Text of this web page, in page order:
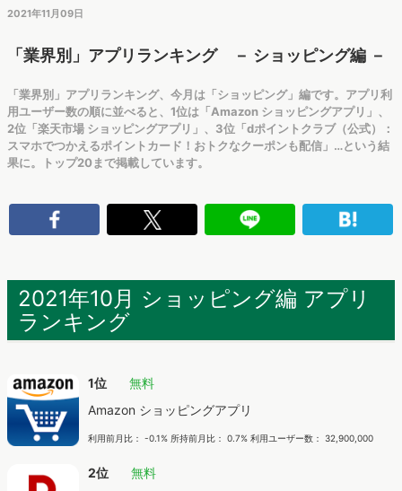
2021年11月09日
「業界別」アプリランキング － ショッピング編 －
「業界別」アプリランキング、今月は「ショッピング」編です。アプリ利
用ユーザー数の順に並べると、1位は「Amazon ショッピングアプリ」、
2位「楽天市場 ショッピングアプリ」、3位「dポイントクラブ（公式）：
スマホでつかえるポイントカード！おトクなクーポンも配信」…という結
果に。トップ20まで掲載しています。
2021年10月 ショッピング編 アプリ
ランキング
1位
無料
Amazon ショッピングアプリ
利用前月比： -0.1% 所持前月比： 0.7% 利用ユーザー数： 32,900,000
2位
無料